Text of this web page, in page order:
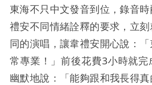
東海不只中文發音到位，錄音
禮安不同情緒詮釋的要求，立
同的演唱，讓韋禮安開心說：
常專業！」前後花費3小時就
幽默地說：「能夠跟和我長得